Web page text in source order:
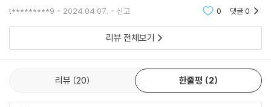
멀티태스킹이 좋은 것이라고 자신합니다. 아주 생산적이고 효율적이며 정
말 많은 걸 할 수 있다고 말해요. 하지만 그것은 환상일 뿐입니다.
빨리 가려면 천천히 가야 한다 보통 좋은 것들은 결실을 보는 데 시간이 걸
립니다. 그래서 인내심은 운동과 사업, 창작, 과학, 관계 등의 영역에서 특
나이, 성별, 직업, 인종, 국적을 불문하고 많은 사람이 “더 잘 해내야 하고,
더 건강해야 하며, 더 긍정적으로 여겨야 하고, 더 많이 가져야 한다”는 생
각에 사로잡혀 있다. 저자는 이런 삶의 태도를 ‘영웅적 개인주의(heroic in
속도를 늦추지 못하고, 과도하게 자신을 밀어붙이며, 결승점에 다다라도
결코 만족하지 못한다.(14쪽) 마치 불교의 아귀(餓鬼)처럼 먹어도 먹어
t*********9 2024.04.07. 신고 0 댓글0
리뷰 전체보기
리뷰 20 한줄평 2